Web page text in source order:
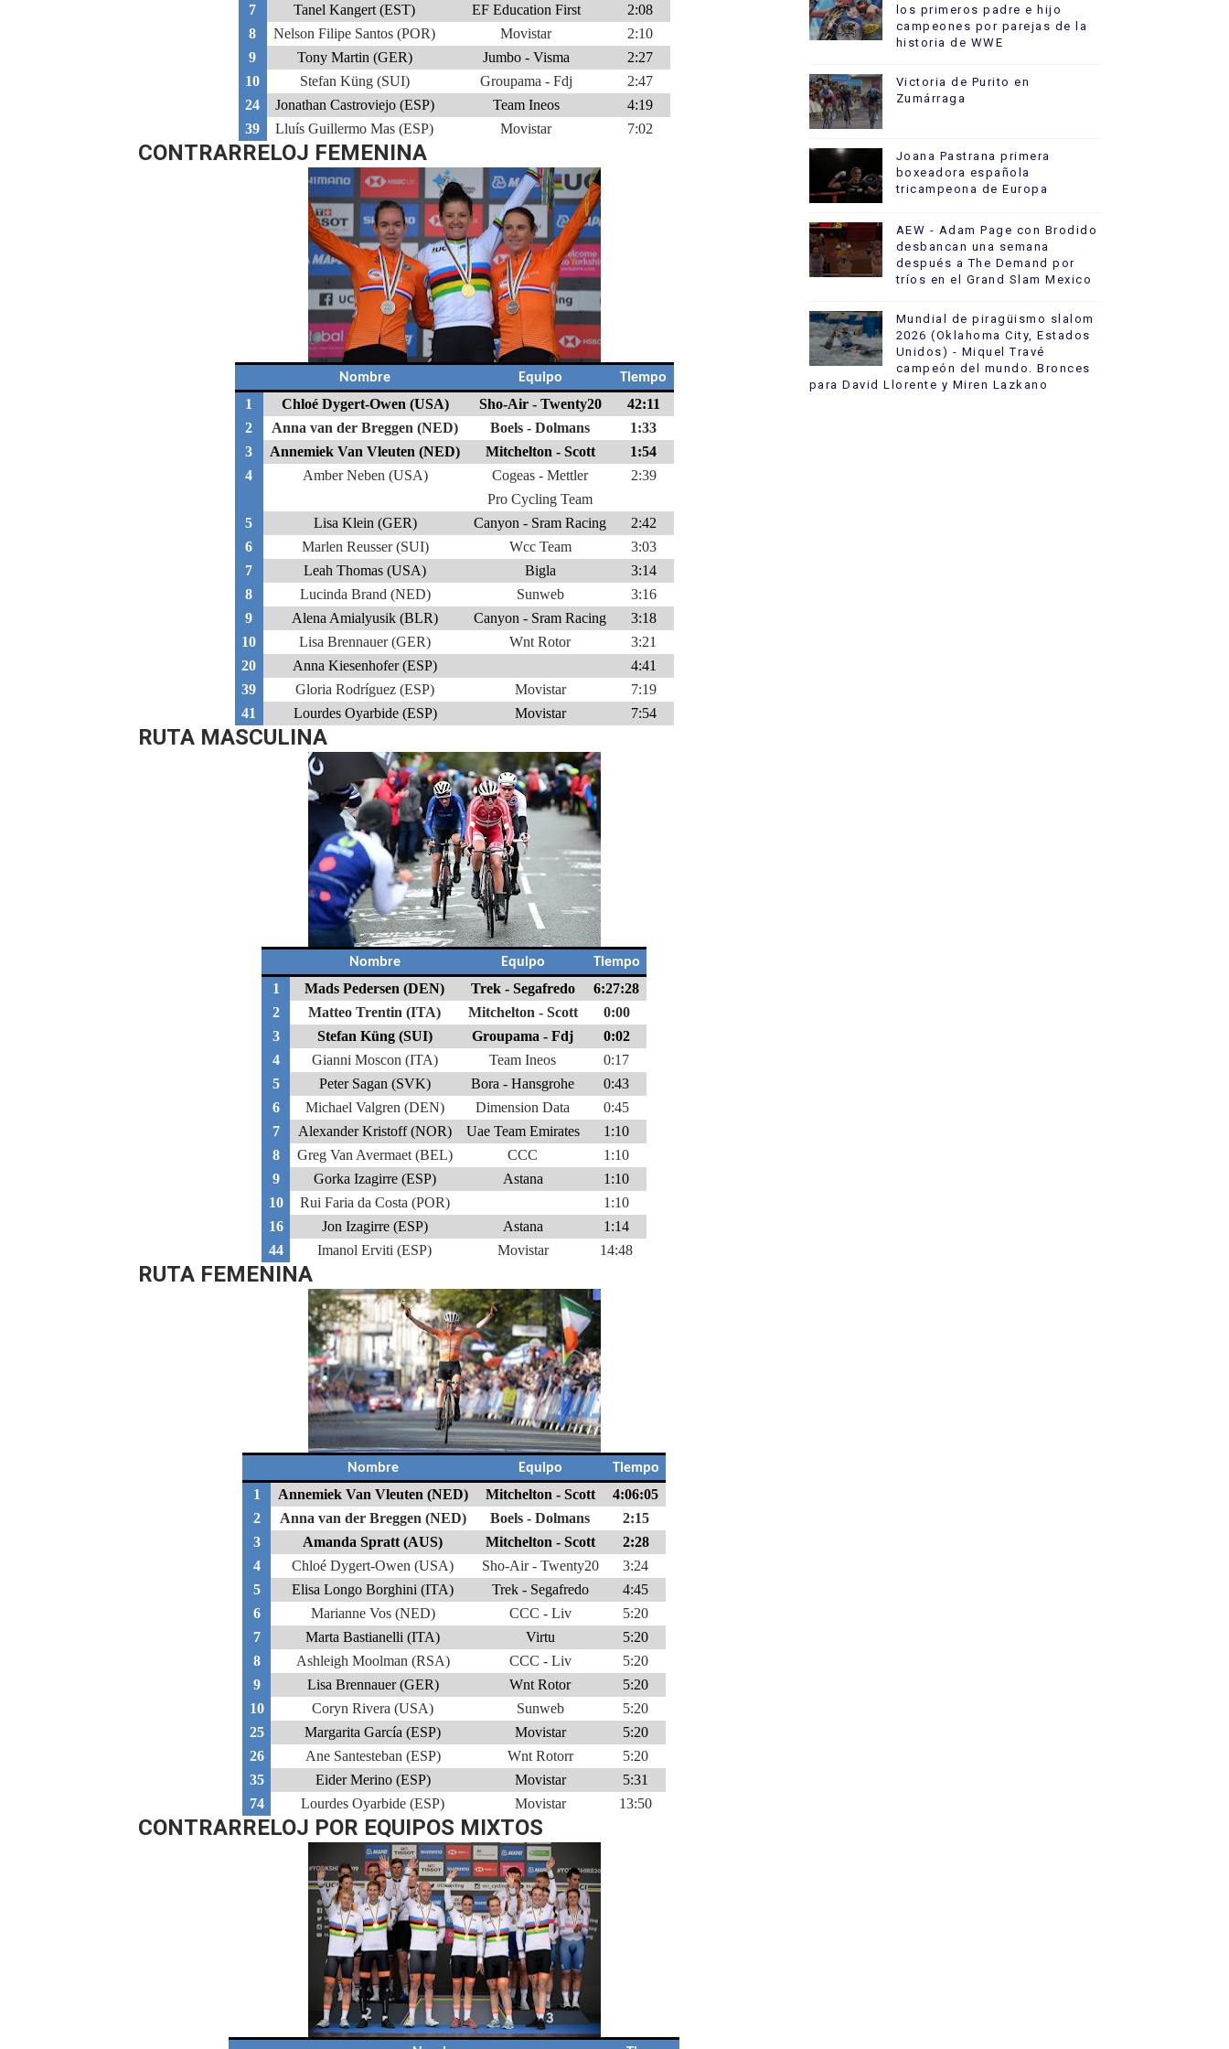
7
Tanel Kangert (EST) EF Education First
2:08
8
Nelson Filipe Santos (POR) Movistar
2:10
9
Tony Martin (GER) Jumbo - Visma
2:27
10
Stefan Küng (SUI) Groupama - Fdj
2:47
24
Jonathan Castroviejo (ESP) Team Ineos
4:19
39
Lluís Guillermo Mas (ESP) Movistar 7:02
CONTRARRELOJ FEMENINA
Nombre Equipo Tiempo
1 Chloé Dygert-Owen (USA) Sho-Air - Twenty20
42:11
2
Anna van der Breggen (NED) Boels - Dolmans
1:33
3
Annemiek Van Vleuten (NED) Mitchelton - Scott
1:54
4
Amber Neben (USA)
Cogeas - Mettler
Pro Cycling Team
2:39
5 Lisa Klein (GER) Canyon - Sram Racing
2:42
6
Marlen Reusser (SUI) Wcc Team
3:03
7
Leah Thomas (USA) Bigla
3:14
8
Lucinda Brand (NED) Sunweb
3:16
9
Alena Amialyusik (BLR) Canyon - Sram Racing
3:18
10
Lisa Brennauer (GER) Wnt Rotor
3:21
20
Anna Kiesenhofer (ESP)
4:41
39
Gloria Rodríguez (ESP) Movistar
7:19
41
Lourdes Oyarbide (ESP) Movistar 7:54
RUTA MASCULINA
Nombre Equipo Tiempo
1 Mads Pedersen (DEN) Trek - Segafredo
6:27:28
2
Matteo Trentin (ITA) Mitchelton - Scott
0:00
3
Stefan Küng (SUI) Groupama - Fdj
0:02
4
Gianni Moscon (ITA) Team Ineos
0:17
5
Peter Sagan (SVK) Bora - Hansgrohe
0:43
6
Michael Valgren (DEN) Dimension Data
0:45
7
Alexander Kristoff (NOR) Uae Team Emirates
1:10
8
Greg Van Avermaet (BEL) CCC
1:10
9
Gorka Izagirre (ESP) Astana
1:10
10
Rui Faria da Costa (POR)
1:10
16
Jon Izagirre (ESP) Astana
1:14
44
Imanol Erviti (ESP) Movistar 14:48
RUTA FEMENINA
Nombre Equipo Tiempo
1 Annemiek Van Vleuten (NED) Mitchelton - Scott
4:06:05
2
Anna van der Breggen (NED) Boels - Dolmans
2:15
3
Amanda Spratt (AUS) Mitchelton - Scott
2:28
4
Chloé Dygert-Owen (USA) Sho-Air - Twenty20
3:24
5
Elisa Longo Borghini (ITA) Trek - Segafredo
4:45
6
Marianne Vos (NED) CCC - Liv
5:20
7
Marta Bastianelli (ITA) Virtu
5:20
8
Ashleigh Moolman (RSA) CCC - Liv
5:20
9
Lisa Brennauer (GER) Wnt Rotor
5:20
10
Coryn Rivera (USA) Sunweb
5:20
25
Margarita García (ESP) Movistar
5:20
26
Ane Santesteban (ESP) Wnt Rotorr
5:20
35
Eider Merino (ESP) Movistar
5:31
74
Lourdes Oyarbide (ESP) Movistar 13:50
CONTRARRELOJ POR EQUIPOS MIXTOS
los primeros padre e hijo
campeones por parejas de la
historia de WWE
Victoria de Purito en
Zumárraga
Joana Pastrana primera
boxeadora española
tricampeona de Europa
AEW - Adam Page con Brodido
desbancan una semana
después a The Demand por
tríos en el Grand Slam Mexico
Mundial de piragüismo slalom
2026 (Oklahoma City, Estados
Unidos) - Miquel Travé
campeón del mundo. Bronces
para David Llorente y Miren Lazkano